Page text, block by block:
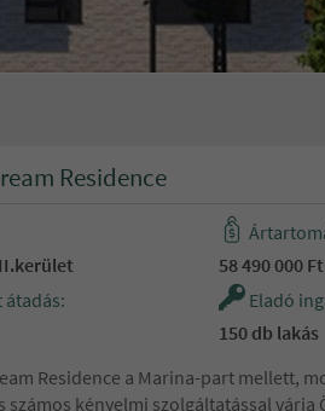
Residence
átadás:
58 490 000
Eladó
150 db lakás
Residence a Marina-part mellett,
számos kényelmi szolgáltatással várja